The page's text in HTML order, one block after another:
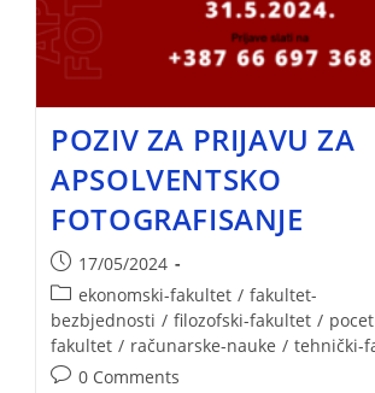
POZIV ZA PRIJAVU ZA
APSOLVENTSKO
FOTOGRAFISANJE
17/05/2024
ekonomski-fakultet / fakultet-
bezbjednosti / filozofski-fakultet /
fakultet / računarske-nauke / tehnički-
0 Comments